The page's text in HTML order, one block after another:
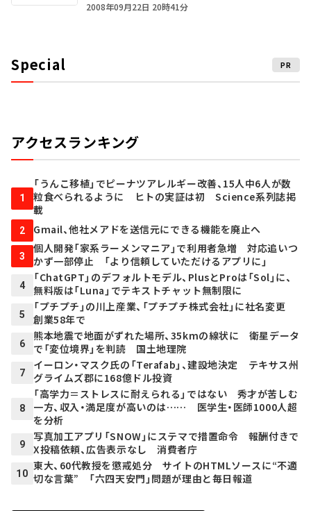
2008年09月22日 20時41分
Special PR
アクセスランキング
1
「うんこ移植」でピーナツアレルギー改善、15人中6人が数
粒食べられるように ヒトの実証は初 Science系列誌掲
載
2 Gmail、他社メアドを送信元にできる機能を廃止へ
3
個人開発「家系ラーメンマニア」で利用者急増 対応追いつ
かず一部停止 「より信頼していただけるアプリに」
4
「ChatGPT」のデフォルトモデル、PlusとProは「Sol」に、
無料版は「Luna」でテキストチャット無制限に
5
「プチプチ」の川上産業、「プチプチ株式会社」に社名変更
創業58年で
6
熊本地震で地面がずれた場所、35kmの線状に 衛星データ
で「変位境界」を判読 国土地理院
7
イーロン・マスク氏の「Terafab」、建設地決定 テキサス州
グライムズ郡に168億ドル投資
8
「高学力＝ストレスに耐えられる」ではない 秀才が苦しむ
一方、収入・満足度が高いのは…… 医学生・医師1000人超
を分析
9
写真加工アプリ「SNOW」にステマで措置命令 報酬付きで
X投稿依頼、広告表示なし 消費者庁
10
東大、60代教授を懲戒処分 サイトのHTMLソースに“不適
切な言葉” 「六四天安門」問題が理由と毎日報道